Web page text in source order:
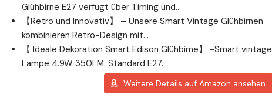
Glühbirne E27 verfügt über Timing und…
【Retro und Innovativ】 – Unsere Smart Vintage Glühbirnen
kombinieren Retro-Design mit…
【 Ideale Dekoration Smart Edison Glühbirne】 -Smart vintage
Lampe 4.9W 350LM. Standard E27…
Weitere Details auf Amazon ansehen